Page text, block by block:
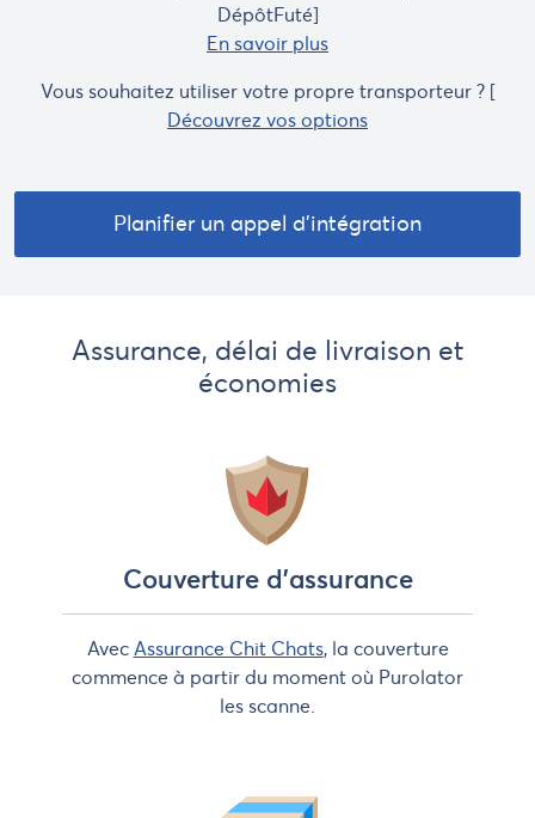
DépôtFuté]
En savoir plus
Vous souhaitez utiliser votre propre transporteur ? [
Découvrez vos options
Planifier un appel d'intégration
Assurance, délai de livraison et
économies
Couverture d'assurance
Avec Assurance Chit Chats, la couverture
commence à partir du moment où Purolator
les scanne.